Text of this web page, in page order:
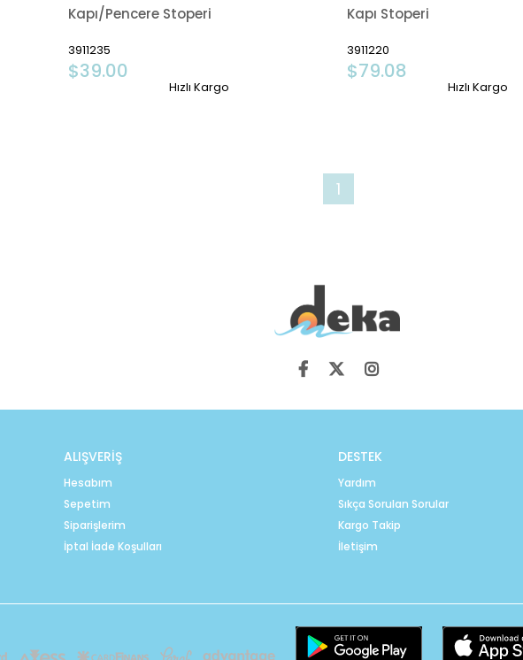
Kapı/Pencere Stoperi
3911235
$39.00
Hızlı Kargo
Kapı Stoperi
3911220
$79.08
Hızlı Kargo
1
ALIŞVERİŞ
Hesabım
Sepetim
Siparişlerim
İptal İade Koşulları
DESTEK
Yardım
Sıkça Sorulan Sorular
Kargo Takip
İletişim